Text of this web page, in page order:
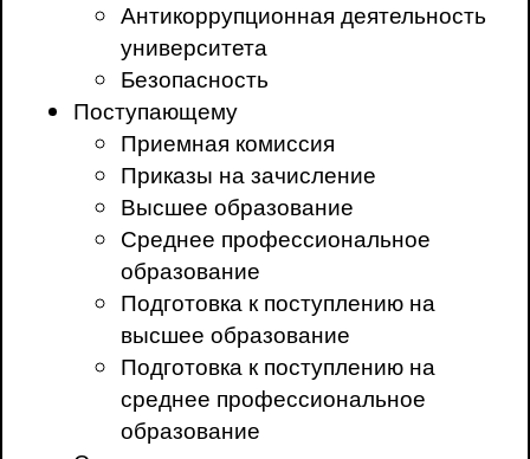
Антикоррупционная деятельность
университета
Безопасность
Поступающему
Приемная комиссия
Приказы на зачисление
Высшее образование
Среднее профессиональное
образование
Подготовка к поступлению на
высшее образование
Подготовка к поступлению на
среднее профессиональное
образование